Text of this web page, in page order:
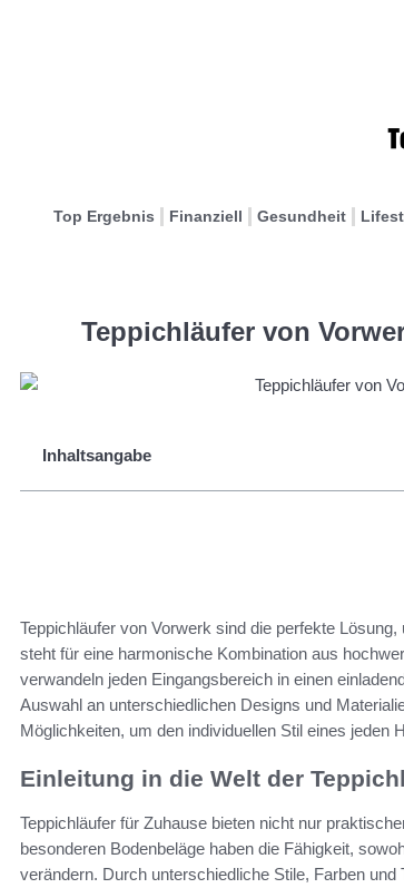
Top Ergebnis Finanziell Gesundheit
Teppichläufer von
Inhaltsangabe
Teppichläufer von Vorwerk sind die perfekte
steht für eine harmonische Kombination aus
verwandeln jeden Eingangsbereich in einen
Auswahl an unterschiedlichen Designs und
Möglichkeiten, um den individuellen Stil eines jeden
Einleitung in die Welt der
Teppichläufer für Zuhause bieten nicht nur
besonderen Bodenbeläge haben die Fähigkeit,
verändern. Durch unterschiedliche Stile, Farben